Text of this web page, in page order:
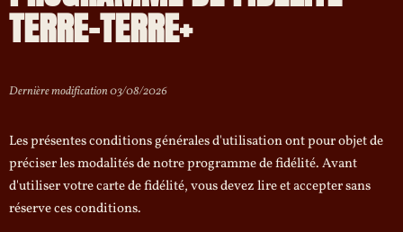
TERRE-TERRE+
Dernière modification 03/08/2026
Les présentes conditions générales d'utilisation ont pour objet de
préciser les modalités de notre programme de fidélité. Avant
d'utiliser votre carte de fidélité, vous devez lire et accepter sans
réserve ces conditions.